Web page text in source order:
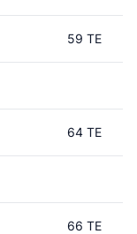
59 TE
64 TE
66 TE